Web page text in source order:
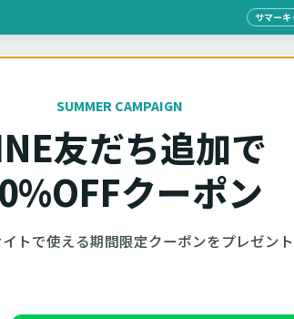
サマー
SUMMER CAMPAIGN
友だち追加で
クーポン
トで使える期間限定クーポンをプレゼント
製品を探す
店 AZGATE株式会社
合わせ